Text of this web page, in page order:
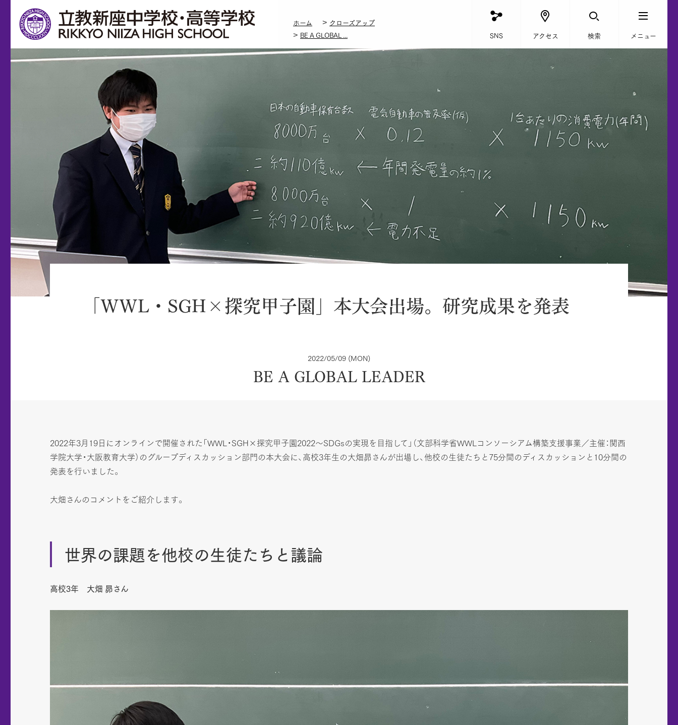
ホーム
クローズアップ
BE A GLOBAL ...
SNS アクセス 検索 メニュー
「WWL・SGH×探究甲子園」本大会出場。研究成果を発表
2022/05/09 (MON)
BE A GLOBAL LEADER
2022年3月19日にオンラインで開催された「WWL・SGH×探究甲子園2022～SDGsの実現を目指して」（文部科学省WWLコンソーシアム構築支援事業／主催：関西
学院大学・大阪教育大学）のグループディスカッション部門の本大会に、高校3年生の大畑昴さんが出場し、他校の生徒たちと75分間のディスカッションと10分間の
発表を行いました。
大畑さんのコメントをご紹介します。
世界の課題を他校の生徒たちと議論
高校3年 大畑 昴さん